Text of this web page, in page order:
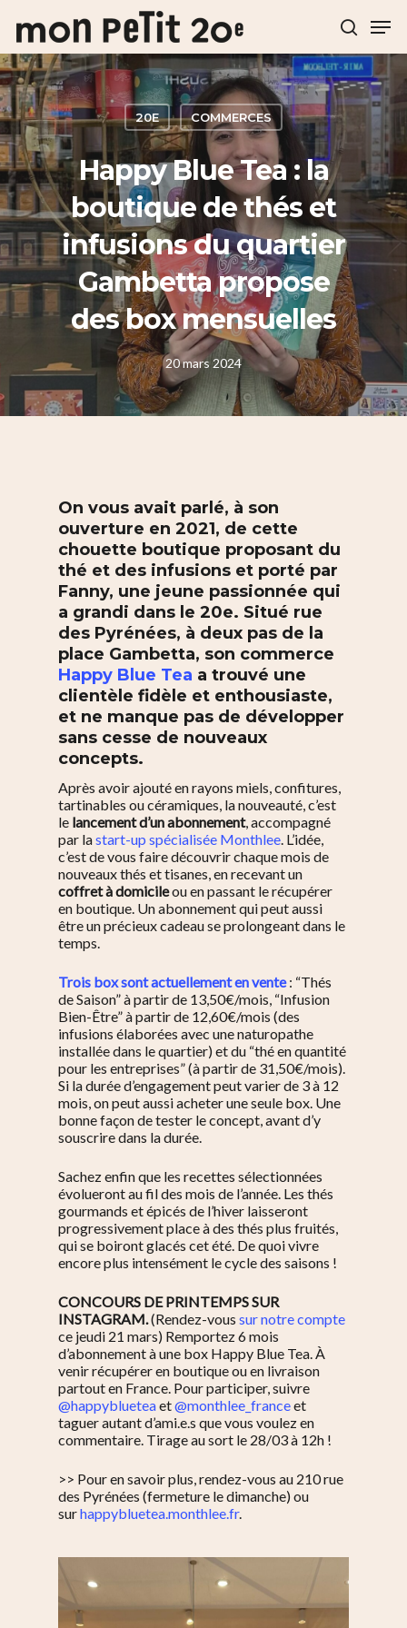
Hit enter to search or ESC to close
20E COMMERCES
Happy Blue Tea : la
boutique de thés et
infusions du quartier
Gambetta propose
des box mensuelles
20 mars 2024
On vous avait parlé, à son
ouverture en 2021, de cette
chouette boutique proposant du
thé et des infusions et porté par
Fanny, une jeune passionnée qui
a grandi dans le 20e. Situé rue
des Pyrénées, à deux pas de la
place Gambetta, son commerce
Happy Blue Tea a trouvé une
clientèle fidèle et enthousiaste,
et ne manque pas de développer
sans cesse de nouveaux
concepts.
Après avoir ajouté en rayons miels, confitures,
tartinables ou céramiques, la nouveauté, c’est
le lancement d’un abonnement, accompagné
par lastart-up spécialisée Monthlee. L’idée,
c’est de vous faire découvrir chaque mois de
nouveaux thés et tisanes, en recevant un
coffret à domicileou en passant le récupérer
en boutique. Un abonnement qui peut aussi
être un précieux cadeau se prolongeant dans le
temps.
Trois box sont actuellement en vente: “Thés
de Saison” à partir de 13,50€/mois, “Infusion
Bien-Être” à partir de 12,60€/mois (des
infusions élaborées avec une naturopathe
installée dans le quartier) et du “thé en quantité
pour les entreprises” (à partir de 31,50€/mois).
Si la durée d’engagement peut varier de 3 à 12
mois, on peut aussi acheter une seule box. Une
bonne façon de tester le concept, avant d’y
souscrire dans la durée.
Sachez enfin que les recettes sélectionnées
évolueront au fil des mois de l’année. Les thés
gourmands et épicés de l’hiver laisseront
progressivement place à des thés plus fruités,
qui se boiront glacés cet été. De quoi vivre
encore plus intensément le cycle des saisons !
CONCOURS DE PRINTEMPS SUR
INSTAGRAM.(Rendez-vous sur notre compte
ce jeudi 21 mars) Remportez 6 mois
d’abonnement à une box Happy Blue Tea. À
venir récupérer en boutique ou en livraison
partout en France. Pour participer, suivre
@happyblueteaet@monthlee_franceet
taguer autant d’ami.e.s que vous voulez en
commentaire. Tirage au sort le 28/03 à 12h !
>> Pour en savoir plus, rendez-vous au 210 rue
des Pyrénées (fermeture le dimanche) ou
surhappybluetea.monthlee.fr.